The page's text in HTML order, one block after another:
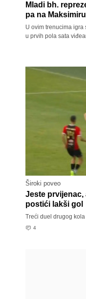
Mladi bh.
pa na
U ovim trenucima igra
u prvih pola sata
Široki poveo
Jeste prvijenac,
postići lakši gol
Treći duel drugog
4